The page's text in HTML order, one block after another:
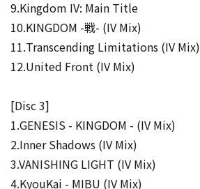
9.Kingdom IV: Main Title
10.KINGDOM -戦- (IV Mix)
11.Transcending Limitations (IV Mix)
12.United Front (IV Mix)
[Disc 3]
1.GENESIS - KINGDOM - (IV Mix)
2.Inner Shadows (IV Mix)
3.VANISHING LIGHT (IV Mix)
4.KyouKai - MIBU (IV Mix)